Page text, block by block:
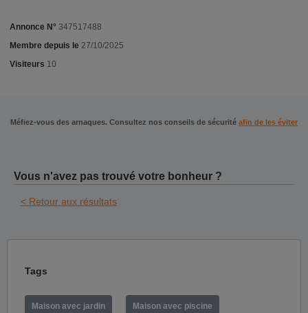
Annonce N° 347517488
Membre depuis le 27/10/2025
Visiteurs 10
Méfiez-vous des arnaques. Consultez nos conseils de sécurité afin de les éviter
Vous n'avez pas trouvé votre bonheur ?
< Retour aux résultats
Tags
Maison avec jardin Maison avec piscine